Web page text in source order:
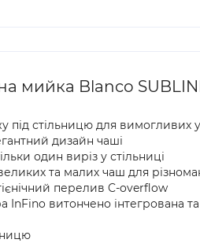
мийка Blanco
під стільницю для вимогливих
дизайн чаші
один виріз у стільниці
та малих чаш для
перелив C-overflow
InFino витончено інтегрована